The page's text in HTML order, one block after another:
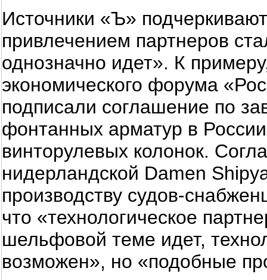
Источники «Ъ»
привлечением партнеров
однозначно идет». К
экономического форума
подписали соглашение по
фонтанных арматур в
винторулевых колонок.
нидерландской Damen
производству судов-
что «технологическое
шельфовой теме идет,
возможен», но «подобные